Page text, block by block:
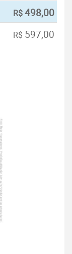
R$498,00
R$ 597,00